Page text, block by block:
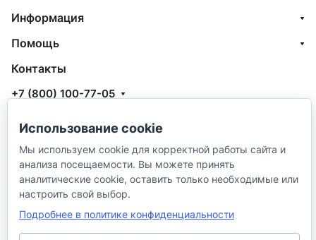
Информация
Помощь
Контакты
+7 (800) 100-77-05
г. Краснодар (Центр),
ул. Чкалова, 167
Использование cookie
Мы используем cookie для корректной работы сайта и
анализа посещаемости. Вы можете принять
аналитические cookie, оставить только необходимые или
настроить свой выбор.
Подробнее в политике конфиденциальности